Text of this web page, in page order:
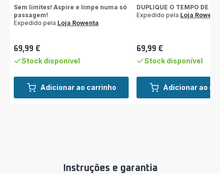
Adicionar ao carrinho
Sem limites! Aspire e limpe numa só
passagem!
Expedido pela Loja Rowenta
Preço
69,99 €
Stock disponível
Adicionar ao
DUPLIQUE O TEMPO DE
Expedido pela Loja
Preço
69,99 €
Stock disponível
Instruções e garantia